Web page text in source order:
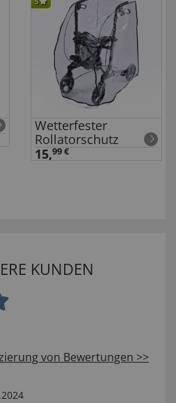
Wetterfester
Rollatorschutz
15,99 €
KUNDEN
von Bewertungen >>